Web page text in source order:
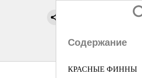
Содержание
КРАСНЫЕ ФИННЫ